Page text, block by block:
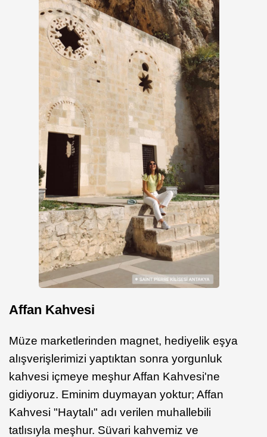
Affan Kahvesi
Müze marketlerinden magnet, hediyelik eşya
alışverişlerimizi yaptıktan sonra yorgunluk
kahvesi içmeye meşhur Affan Kahvesi'ne
gidiyoruz. Eminim duymayan yoktur; Affan
Kahvesi "Haytalı" adı verilen muhallebili
tatlısıyla meşhur. Süvari kahvemiz ve